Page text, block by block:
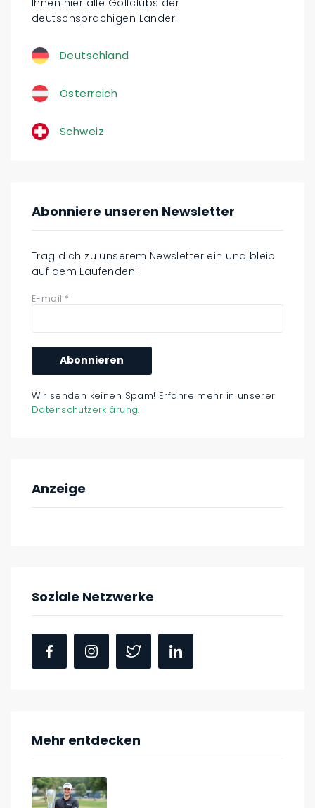
deutschsprachigen Länder.
Deutschland
Österreich
Schweiz
Abonniere unseren Newsletter
Trag dich zu unserem Newsletter ein und bleib
auf dem Laufenden!
E-mail *
Wir senden keinen Spam! Erfahre mehr in unserer
Datenschutzerklärung.
Anzeige
Soziale Netzwerke
Mehr entdecken